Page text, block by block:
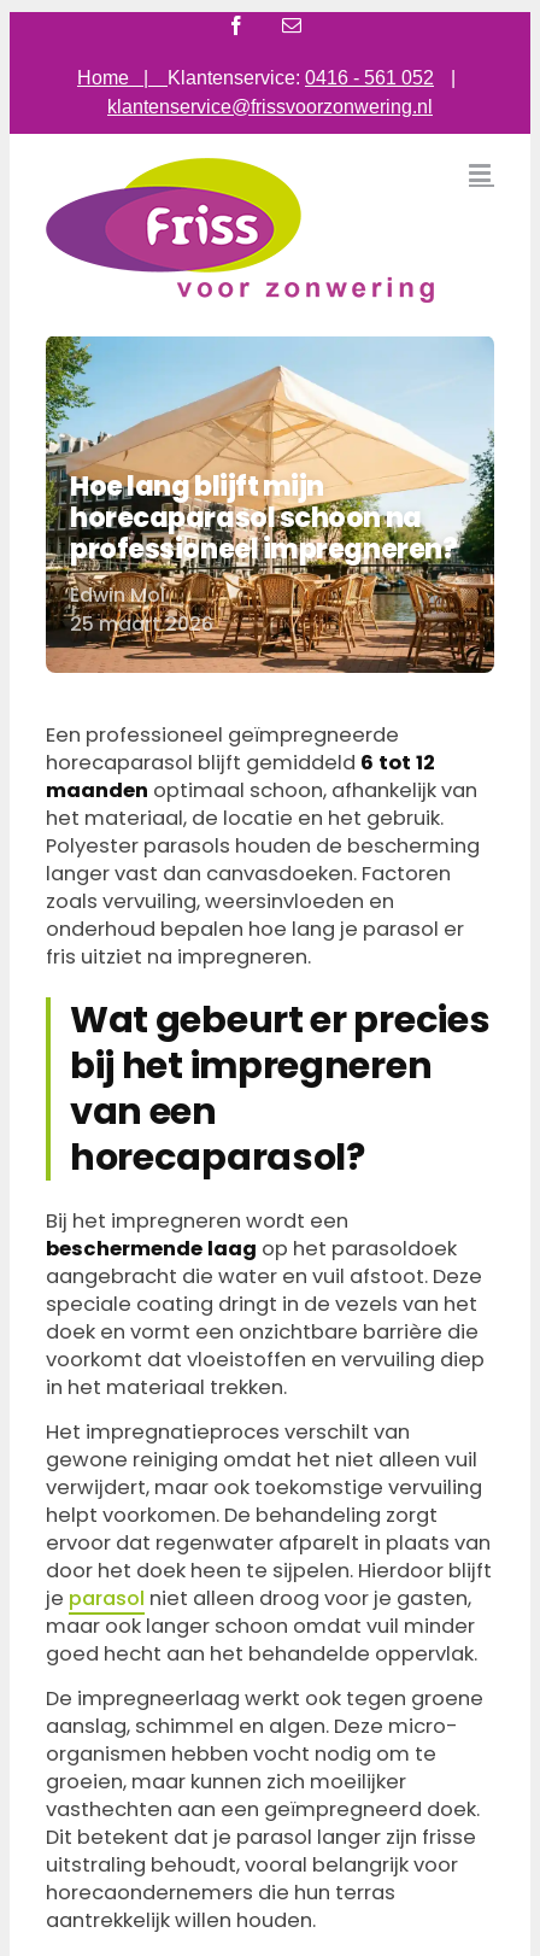
Facebook
E-
Home | Klantenservice: 0416 - 561 052
klantenservice@frissvoorzonwering.nl
Hoe lang blijft mijn
horecaparasol schoon na
professioneel impregneren?
Door
Edwin Mol
25 maart 2026
Een professioneel geïmpregneerde
horecaparasol blijft gemiddeld 6 tot 12
maanden optimaal schoon, afhankelijk van
het materiaal, de locatie en het gebruik.
Polyester parasols houden de bescherming
langer vast dan canvasdoeken. Factoren
zoals vervuiling, weersinvloeden en
onderhoud bepalen hoe lang je parasol er
fris uitziet na impregneren.
Wat gebeurt er precies
bij het impregneren
van een
horecaparasol?
Bij het impregneren wordt een
beschermende laag op het parasoldoek
aangebracht die water en vuil afstoot. Deze
speciale coating dringt in de vezels van het
doek en vormt een onzichtbare barrière die
voorkomt dat vloeistoffen en vervuiling diep
in het materiaal trekken.
Het impregnatieproces verschilt van
gewone reiniging omdat het niet alleen vuil
verwijdert, maar ook toekomstige vervuiling
helpt voorkomen. De behandeling zorgt
ervoor dat regenwater afparelt in plaats van
door het doek heen te sijpelen. Hierdoor blijft
je parasol niet alleen droog voor je gasten,
maar ook langer schoon omdat vuil minder
goed hecht aan het behandelde oppervlak.
De impregneerlaag werkt ook tegen groene
aanslag, schimmel en algen. Deze micro-
organismen hebben vocht nodig om te
groeien, maar kunnen zich moeilijker
vasthechten aan een geïmpregneerd doek.
Dit betekent dat je parasol langer zijn frisse
uitstraling behoudt, vooral belangrijk voor
horecaondernemers die hun terras
aantrekkelijk willen houden.